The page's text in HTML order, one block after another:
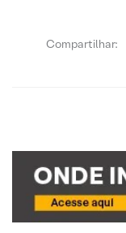
Compartilhar: